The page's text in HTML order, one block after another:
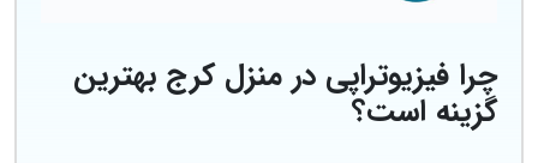
چرا فیزیوتراپی در منزل کرج بهترین
گزینه است؟